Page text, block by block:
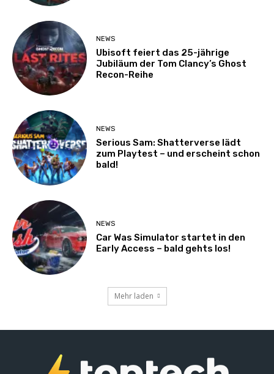
NEWS
Ubisoft feiert das 25-jährige
Jubiläum der Tom Clancy’s Ghost
Recon-Reihe
NEWS
Serious Sam: Shatterverse lädt
zum Playtest – und erscheint schon
bald!
NEWS
Car Was Simulator startet in den
Early Access – bald gehts los!
Mehr laden